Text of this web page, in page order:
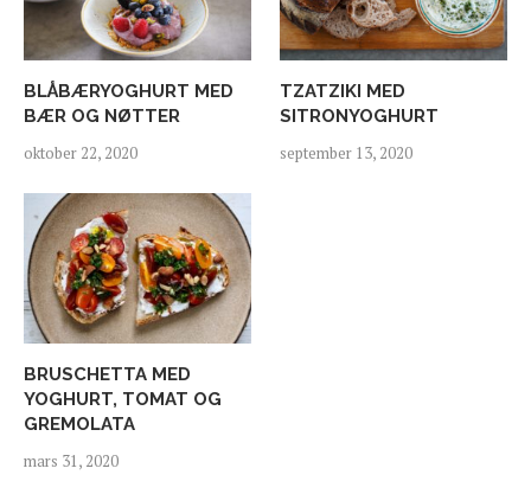
BLÅBÆRYOGHURT MED
BÆR OG NØTTER
oktober 22, 2020
TZATZIKI MED
SITRONYOGHURT
september 13, 2020
BRUSCHETTA MED
YOGHURT, TOMAT OG
GREMOLATA
mars 31, 2020